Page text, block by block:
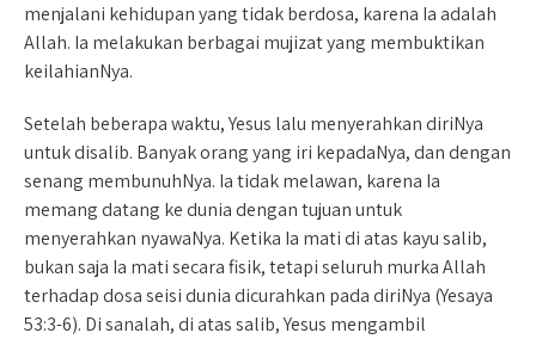
menjalani kehidupan yang tidak berdosa, karena Ia adalah
Allah. Ia melakukan berbagai mujizat yang membuktikan
keilahianNya.
Setelah beberapa waktu, Yesus lalu menyerahkan diriNya
untuk disalib. Banyak orang yang iri kepadaNya, dan dengan
senang membunuhNya. Ia tidak melawan, karena Ia
memang datang ke dunia dengan tujuan untuk
menyerahkan nyawaNya. Ketika Ia mati di atas kayu salib,
bukan saja Ia mati secara fisik, tetapi seluruh murka Allah
terhadap dosa seisi dunia dicurahkan pada diriNya (Yesaya
53:3-6). Di sanalah, di atas salib, Yesus mengambil